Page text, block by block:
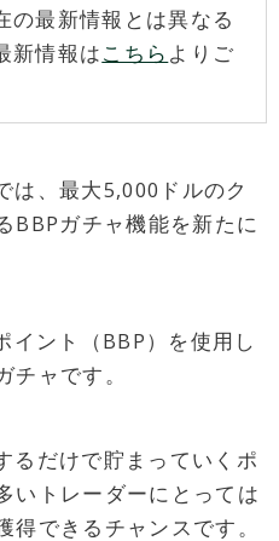
の最新情報とは異なる
新情報はこちら よりご
は、最大5,000ドルのク
BBPガチャ機能を新たに
ント（BBP）を使用し
ャです。
るだけで貯まっていくポ
いトレーダーにとっては
できるチャンスです。